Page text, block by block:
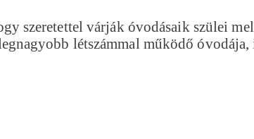
szeretettel várják óvodásaik szülei
létszámmal működő